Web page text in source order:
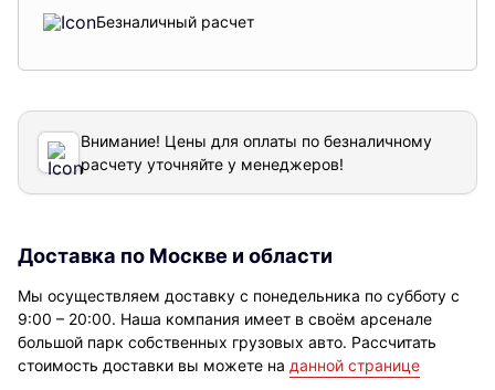
Безналичный расчет
Внимание! Цены для оплаты по безналичному
расчету уточняйте у менеджеров!
Доставка по Москве и области
Мы осуществляем доставку с понедельника по субботу с
9:00 – 20:00. Наша компания имеет в своём арсенале
большой парк собственных грузовых авто. Рассчитать
стоимость доставки вы можете на данной странице